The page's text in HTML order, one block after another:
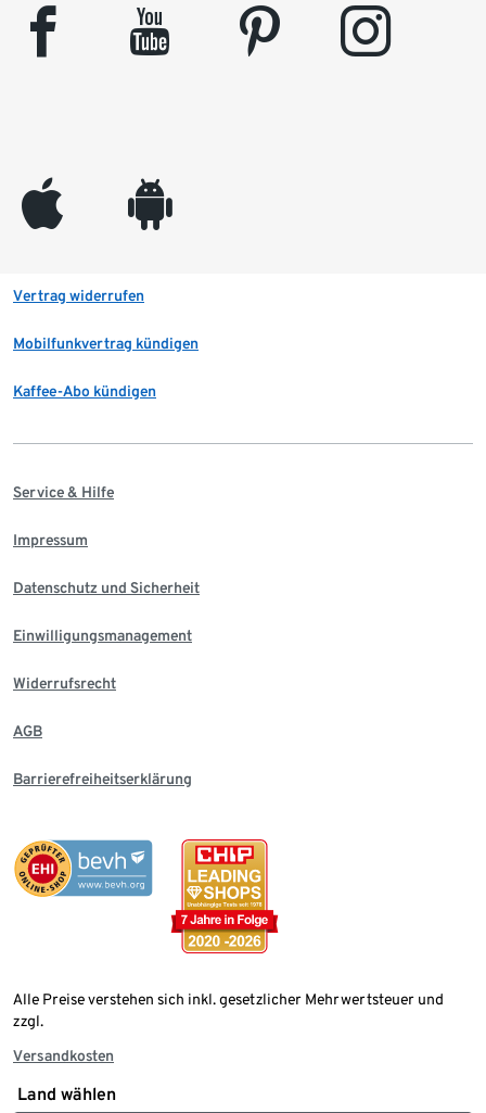
facebook youtube pinterest instagram
appleinc android
Vertrag widerrufen
Mobilfunkvertrag kündigen
Kaffee-Abo kündigen
Service & Hilfe
Impressum
Datenschutz und Sicherheit
Einwilligungsmanagement
Widerrufsrecht
AGB
Barrierefreiheitserklärung
Alle Preise verstehen sich inkl. gesetzlicher Mehrwertsteuer und
zzgl.
Versandkosten
Land wählen